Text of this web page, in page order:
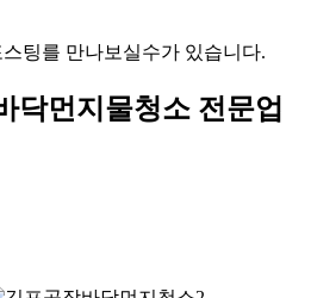
팅를 만나보실수가 있습니다.
닥먼지물청소 전문업